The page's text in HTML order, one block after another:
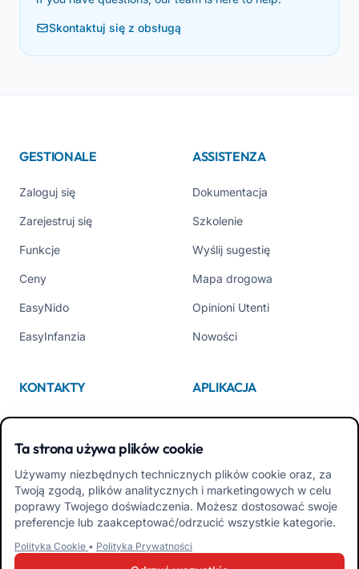
Skontaktuj się z obsługą
GESTIONALE
Zaloguj się
Zarejestruj się
Funkcje
Ceny
EasyNido
EasyInfanzia
ASSISTENZA
Dokumentacja
Szkolenie
Wyślij sugestię
Mapa drogowa
Opinioni Utenti
Nowości
KONTAKTY
Kim jesteśmy
Contattaci
Tel +39 02 84152514
APLIKACJA
App Store
Google Play
Pobierz APK Aplikacja dla
Rodzin
Pobierz APK Aplikacja dla
Ta strona używa plików cookie
Używamy niezbędnych technicznych plików cookie oraz, za
Twoją zgodą, plików analitycznych i marketingowych w celu
poprawy Twojego doświadczenia. Możesz dostosować swoje
preferencje lub zaakceptować/odrzucić wszystkie kategorie.
Polityka Cookie • Polityka Prywatności